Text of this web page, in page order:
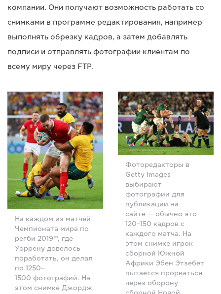
компании. Они получают возможность работать со
снимками в программе редактирования, например
выполнять обрезку кадров, а затем добавлять
подписи и отправлять фотографии клиентам по
всему миру через FTP.
На каждом из матчей
Чемпионата мира по
регби 2019™, где
Уоррену довелось
поработать, он делал
по 1250–
1500 фотографий. На
этом снимке Джордж
Фоторедакторы в
Getty Images
выбирают
фотографии для
публикации на
сайте — обычно это
120–150 кадров с
каждого матча. На
этом снимке игрок
сборной Южной
Африки Эбен Этзебет
пытается прорваться
через оборону